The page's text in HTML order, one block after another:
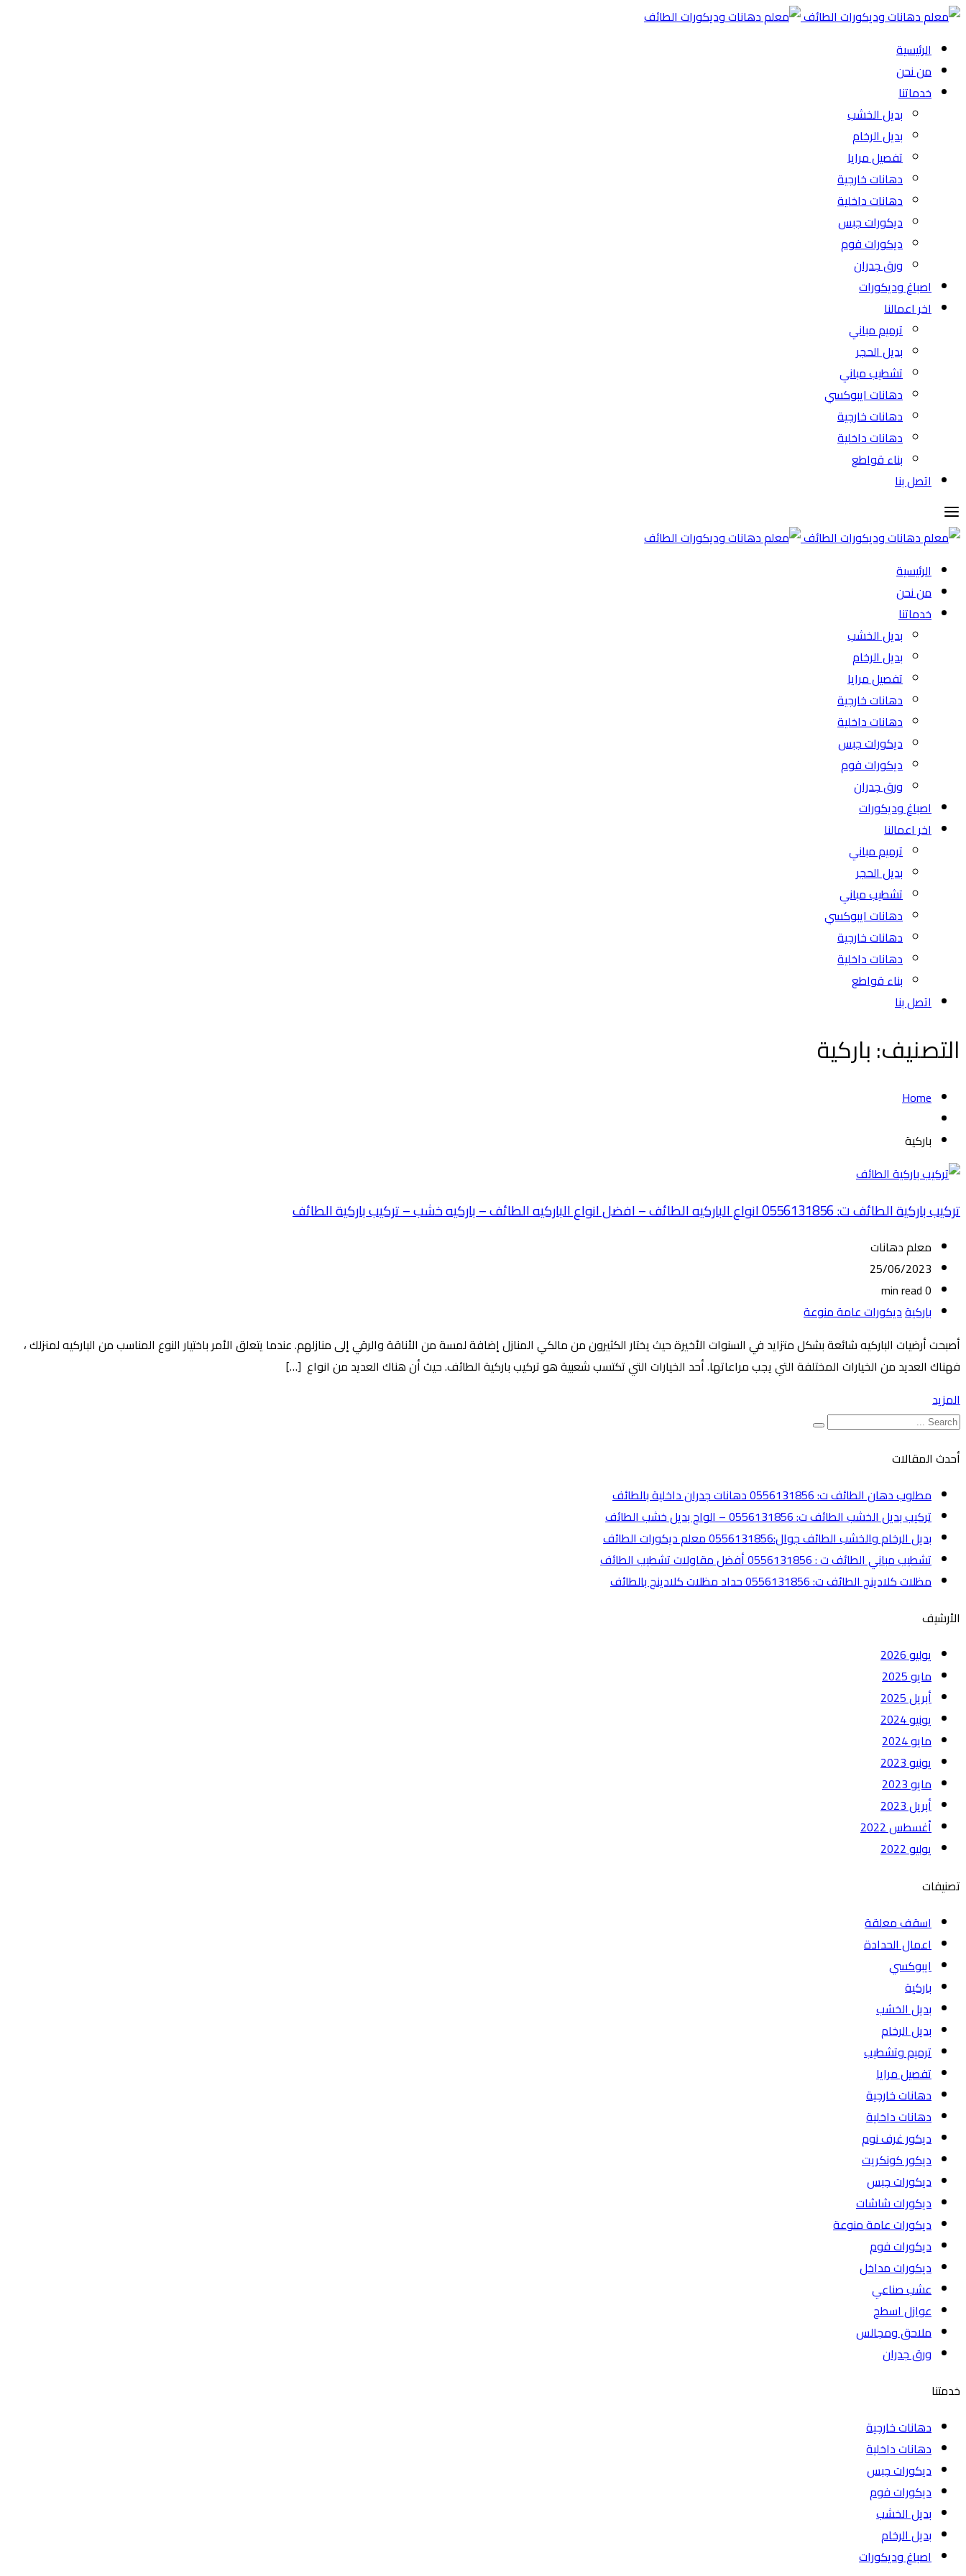
الرئيسية
من نحن
خدماتنا
بديل الخشب
بديل الرخام
تفصيل مرايا
دهانات خارجية
دهانات داخلية
ديكورات جبس
ديكورات فوم
ورق جدران
اصباغ وديكورات
اخر اعمالنا
ترميم مباني
بديل الحجر
تشطيب مباني
دهانات ايبوكسي
دهانات خارجية
دهانات داخلية
بناء قواطع
اتصل بنا
الرئيسية
من نحن
خدماتنا
بديل الخشب
بديل الرخام
تفصيل مرايا
دهانات خارجية
دهانات داخلية
ديكورات جبس
ديكورات فوم
ورق جدران
اصباغ وديكورات
اخر اعمالنا
ترميم مباني
بديل الحجر
تشطيب مباني
دهانات ايبوكسي
دهانات خارجية
دهانات داخلية
بناء قواطع
اتصل بنا
التصنيف:باركية
Home
باركية
تركيب باركية الطائف ت: 0556131856 انواع الباركيه الطائف – افضل انواع الباركيه الطائف – باركيه خشب – تركيب باركية الطائف
معلم دهانات
25/06/2023
0 min read
باركيةديكورات عامة منوعة
أصبحت أرضيات الباركيه شائعة بشكل متزايد في السنوات الأخيرة حيث يختار الكثيرون من مالكي المنازل إضافة لمسة من الأناقة والرقي إلى منازلهم. عندما يتعلق الأمر باختيار النوع المناسب من الباركيه لمنزلك ،
فهناك العديد من الخيارات المختلفة التي يجب مراعاتها. أحد الخيارات التي تكتسب شعبية هو تركيب باركية الطائف. حيث أن هناك العديد من انواع […]
المزيد
أحدث المقالات
مطلوب دهان الطائف ت: 0556131856 دهانات جدران داخلية بالطائف
تركيب بديل الخشب الطائف ت: 0556131856 – الواح بديل خشب الطائف
بديل الرخام والخشب الطائف جوال:0556131856 معلم ديكورات الطائف
تشطيب مباني الطائف ت : 0556131856 أفضل مقاولات تشطيب الطائف
مظلات كلادينج الطائف ت: 0556131856 حداد مظلات كلادينج بالطائف
الأرشيف
يوليو 2026
مايو 2025
أبريل 2025
يونيو 2024
مايو 2024
يونيو 2023
مايو 2023
أبريل 2023
أغسطس 2022
يوليو 2022
تصنيفات
اسقف معلقة
اعمال الحدادة
ايبوكسي
باركية
بديل الخشب
بديل الرخام
ترميم وتشطيب
تفصيل مرايا
دهانات خارجية
دهانات داخلية
ديكور غرف نوم
ديكور كونكريت
ديكورات جبس
ديكورات شاشات
ديكورات عامة منوعة
ديكورات فوم
ديكورات مداخل
عشب صناعي
عوازل اسطح
ملاحق ومجالس
ورق جدران
خدمتنا
دهانات خارجية
دهانات داخلية
ديكورات جبس
ديكورات فوم
بديل الخشب
بديل الرخام
اصباغ وديكورات